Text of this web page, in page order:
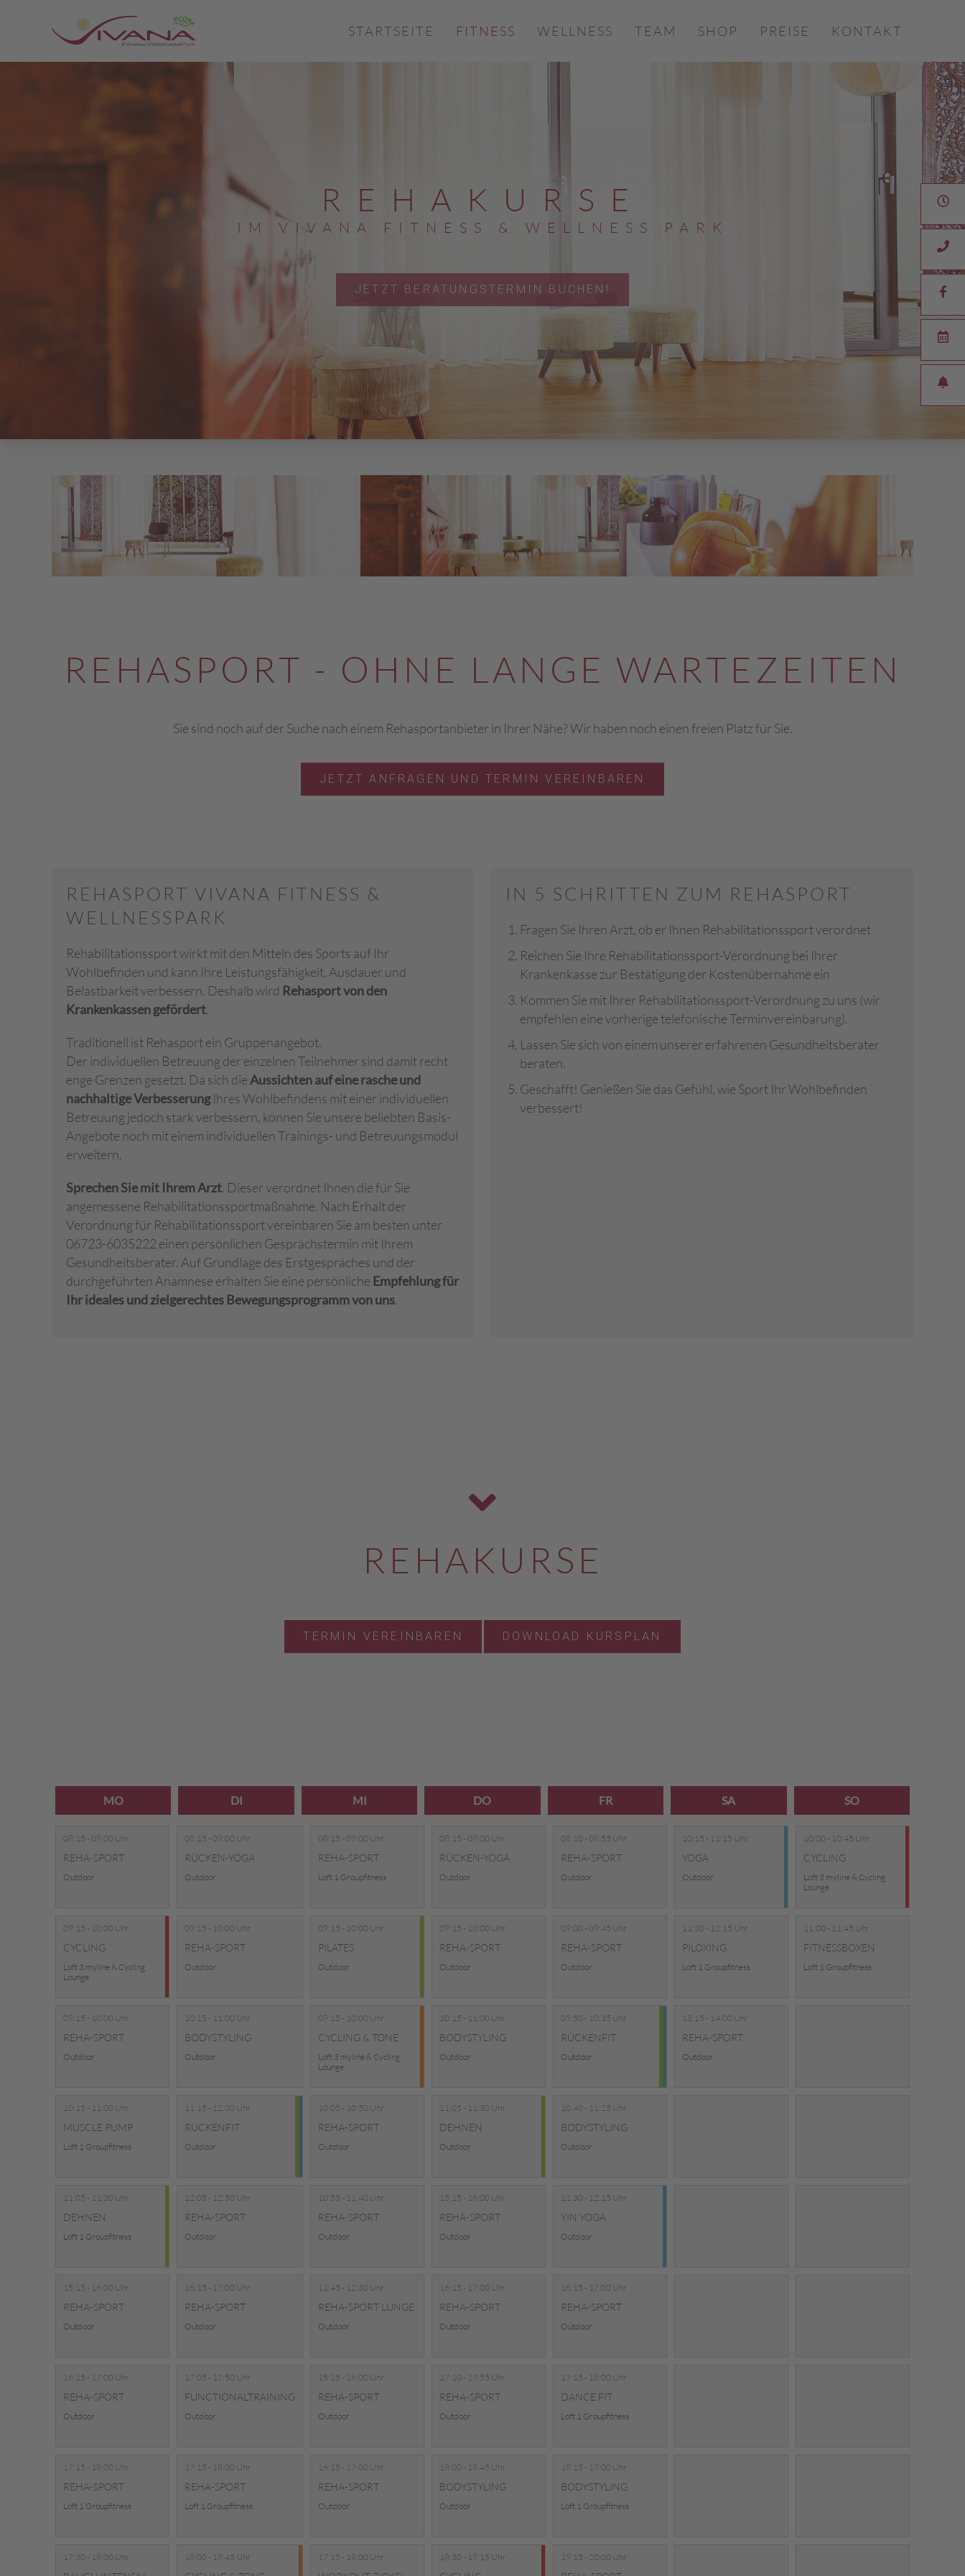
STARTSEITE FITNESS WELLNESS TEAM SHOP PREISE KONTAKT
R E H A K U R S E
I M V IV A N A F I T N E S S & W E L L N E S S P A R K
JETZT BERATUNGSTERMIN BUCHEN!
REHASPORT - OHNE LANGE WARTEZEITEN
Sie sind noch auf der Suche nach einem Rehasportanbieter in Ihrer Nähe? Wir haben noch einen freien Platz für Sie.
JETZT ANFRAGEN UND TERMIN VEREINBAREN
REHASPORT VIVANA FITNESS &
WELLNESSPARK
Rehabilitationssport wirkt mit den Mitteln des Sports auf Ihr
Wohlbefinden und kann Ihre Leistungsfähigkeit, Ausdauer und
Belastbarkeit verbessern. Deshalb wird Rehasport von den
Krankenkassen gefördert.
Traditionell ist Rehasport ein Gruppenangebot.
Der individuellen Betreuung der einzelnen Teilnehmer sind damit recht
enge Grenzen gesetzt. Da sich dieAussichten auf eine rasche und
nachhaltige VerbesserungIhres Wohlbefindens mit einer individuellen
Betreuung jedoch stark verbessern, können Sie unsere beliebten Basis-
Angebote noch mit einem individuellen Trainings- und Betreuungsmodul
erweitern.
Sprechen Sie mit Ihrem Arzt. Dieser verordnet Ihnen die für Sie
angemessene Rehabilitationssportmaßnahme. Nach Erhalt der
Verordnung für Rehabilitationssport vereinbaren Sie am besten unter
06723-6035222 einen persönlichen Gesprächstermin mit Ihrem
Gesundheitsberater. Auf Grundlage des Erstgespräches und der
durchgeführten Anamnese erhalten Sie eine persönliche Empfehlung für
Ihr ideales und zielgerechtes Bewegungsprogramm von uns.
IN 5 SCHRITTEN ZUM REHASPORT
Fragen Sie Ihren Arzt, ob er Ihnen Rehabilitationssport verordnet
Reichen Sie Ihre Rehabilitationssport-Verordnung bei Ihrer
Krankenkasse zur Bestätigung der Kostenübernahme ein
Kommen Sie mit Ihrer Rehabilitationssport-Verordnung zu uns (wir
empfehlen eine vorherige telefonische Terminvereinbarung).
Lassen Sie sich von einem unserer erfahrenen Gesundheitsberater
beraten.
Geschafft! Genießen Sie das Gefühl, wie Sport Ihr Wohlbefinden
verbessert!
REHAKURSE
TERMIN VEREINBAREN DOWNLOAD KURSPLAN
MO DI MI DO FR SA SO
08:15 - 09:00 Uhr
REHA-SPORT
Outdoor
09:15 - 10:00 Uhr
CYCLING
Loft 3 myline & Cycling
Lounge
09:15 - 10:00 Uhr
REHA-SPORT
Outdoor
10:15 - 11:00 Uhr
MUSCLE PUMP
Loft 1 Groupfitness
11:05 - 11:30 Uhr
DEHNEN
Loft 1 Groupfitness
15:15 - 16:00 Uhr
REHA-SPORT
Outdoor
16:15 - 17:00 Uhr
REHA-SPORT
Outdoor
17:15 - 18:00 Uhr
REHA-SPORT
Loft 1 Groupfitness
17:30 - 18:00 Uhr
08:15 - 09:00 Uhr
RÜCKEN-YOGA
Outdoor
09:15 - 10:00 Uhr
REHA-SPORT
Outdoor
10:15 - 11:00 Uhr
BODYSTYLING
Outdoor
11:15 - 12:00 Uhr
RÜCKENFIT
Outdoor
12:05 - 12:50 Uhr
REHA-SPORT
Outdoor
16:15 - 17:00 Uhr
REHA-SPORT
Outdoor
17:05 - 17:50 Uhr
FUNCTIONALTRAINING
Outdoor
17:15 - 18:00 Uhr
REHA-SPORT
Loft 1 Groupfitness
18:00 - 18:45 Uhr
08:15 - 09:00 Uhr
REHA-SPORT
Loft 1 Groupfitness
09:15 - 10:00 Uhr
PILATES
Outdoor
09:15 - 10:00 Uhr
CYCLING & TONE
Loft 3 myline & Cycling
Lounge
10:05 - 10:50 Uhr
REHA-SPORT
Outdoor
10:55 - 11:40 Uhr
REHA-SPORT
Outdoor
11:45 - 12:30 Uhr
REHA-SPORT LUNGE
Outdoor
15:15 - 16:00 Uhr
REHA-SPORT
Outdoor
16:15 - 17:00 Uhr
REHA-SPORT
Outdoor
17:15 - 18:00 Uhr
08:15 - 09:00 Uhr
RÜCKEN-YOGA
Outdoor
09:15 - 10:00 Uhr
REHA-SPORT
Outdoor
10:15 - 11:00 Uhr
BODYSTYLING
Outdoor
11:05 - 11:30 Uhr
DEHNEN
Outdoor
15:15 - 16:00 Uhr
REHA-SPORT
Outdoor
16:15 - 17:00 Uhr
REHA-SPORT
Outdoor
17:10 - 17:55 Uhr
REHA-SPORT
Outdoor
18:00 - 18:45 Uhr
BODYSTYLING
Outdoor
18:30 - 19:15 Uhr
08:10 - 08:55 Uhr
REHA-SPORT
Outdoor
09:00 - 09:45 Uhr
REHA-SPORT
Outdoor
09:50 - 10:35 Uhr
RÜCKENFIT
Outdoor
10:40 - 11:25 Uhr
BODYSTYLING
Outdoor
11:30 - 12:15 Uhr
YIN YOGA
Outdoor
16:15 - 17:00 Uhr
REHA-SPORT
Outdoor
17:15 - 18:00 Uhr
DANCE FIT
Loft 1 Groupfitness
18:15 - 19:00 Uhr
BODYSTYLING
Loft 1 Groupfitness
19:15 - 20:00 Uhr
10:15 - 11:15 Uhr
YOGA
Outdoor
11:30 - 12:15 Uhr
PILOXING
Loft 1 Groupfitness
13:15 - 14:00 Uhr
REHA-SPORT
Outdoor
10:00 - 10:45 Uhr
CYCLING
Loft 3 myline & Cycling
Lounge
11:00 - 11:45 Uhr
FITNESSBOXEN
Loft 1 Groupfitness